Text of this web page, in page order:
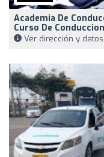
Academia De
Curso De
Ver dirección y